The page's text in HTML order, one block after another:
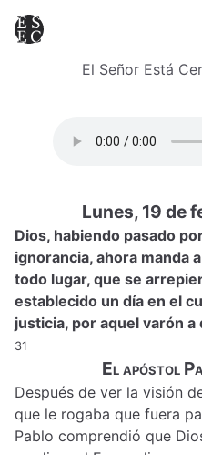
El Señor Está
Lunes, 19 de
Dios, habiendo pasado
ignorancia, ahora manda
todo lugar, que se
establecido un día en el
justicia, por aquel varón a
31
El apóstol
Después de ver la visión
que le rogaba que fuera
Pablo comprendió que